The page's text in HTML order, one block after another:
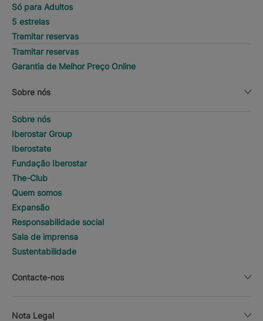
Só para Adultos
5 estrelas
Tramitar reservas
Tramitar reservas
Garantia de Melhor Preço Online
Sobre nós
Sobre nós
Iberostar Group
Iberostate
Fundação Iberostar
The-Club
Quem somos
Expansão
Responsabilidade social
Sala de imprensa
Sustentabilidade
Contacte-nos
Nota Legal